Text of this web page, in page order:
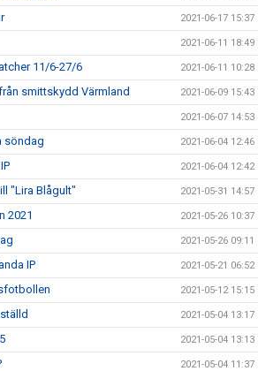
2021-06-17 15:37
2021-06-11 18:49
11/6-27/6 2021-06-11 10:28
smittskydd Värmland 2021-06-09 15:43
2021-06-07 14:53
söndag 2021-06-04 12:46
2021-06-04 12:42
"Lira Blågult" 2021-05-31 14:57
2021 2021-05-26 10:37
2021-05-26 09:11
IP 2021-05-21 06:52
2021-05-12 15:15
2021-05-04 13:17
2021-05-04 13:13
2021-05-04 11:37